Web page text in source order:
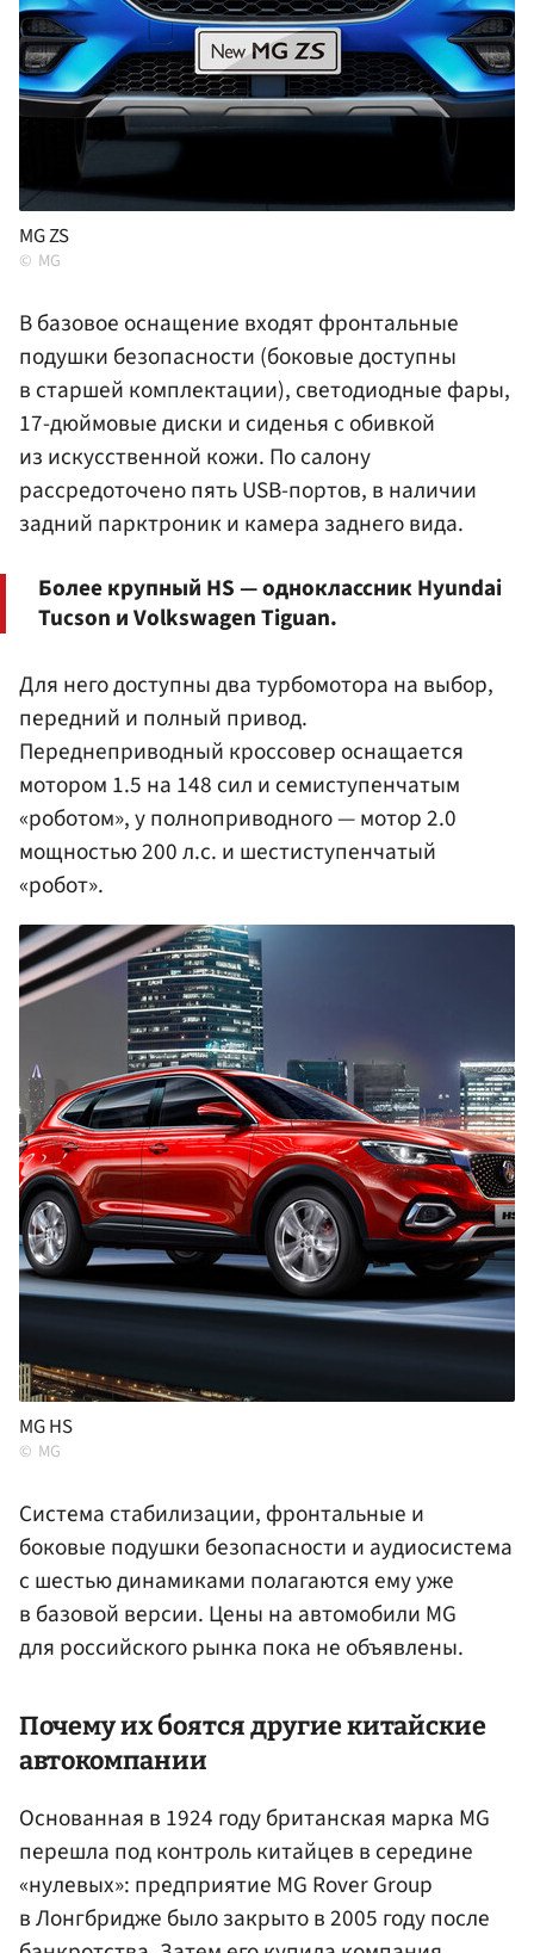
MG ZS
MG
В базовое оснащение входят фронтальные
подушки безопасности (боковые доступны
в старшей комплектации), светодиодные фары,
17-дюймовые диски и сиденья с обивкой
из искусственной кожи. По салону
рассредоточено пять USB-портов, в наличии
задний парктроник и камера заднего вида.
Более крупный HS — одноклассник Hyundai
Tucson и Volkswagen Tiguan.
Для него доступны два турбомотора на выбор,
передний и полный привод.
Переднеприводный кроссовер оснащается
мотором 1.5 на 148 сил и семиступенчатым
«роботом», у полноприводного — мотор 2.0
мощностью 200 л.с. и шестиступенчатый
«робот».
MG HS
MG
Система стабилизации, фронтальные и
боковые подушки безопасности и аудиосистема
с шестью динамиками полагаются ему уже
в базовой версии. Цены на автомобили MG
для российского рынка пока не объявлены.
Почему их боятся другие китайские
автокомпании
Основанная в 1924 году британская марка MG
перешла под контроль китайцев в середине
«нулевых»: предприятие MG Rover Group
в Лонгбридже было закрыто в 2005 году после